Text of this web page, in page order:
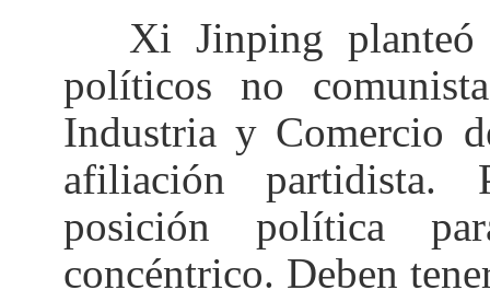
Xi Jinping planteó
políticos no
Industria y Comercio
afiliación partidista.
posición política
concéntrico. Deben